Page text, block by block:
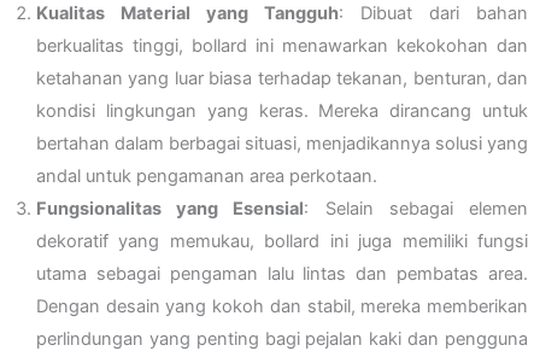
Kualitas Material yang Tangguh: Dibuat dari bahan
berkualitas tinggi, bollard ini menawarkan kekokohan dan
ketahanan yang luar biasa terhadap tekanan, benturan, dan
kondisi lingkungan yang keras. Mereka dirancang untuk
bertahan dalam berbagai situasi, menjadikannya solusi yang
andal untuk pengamanan area perkotaan.
Fungsionalitas yang Esensial: Selain sebagai elemen
dekoratif yang memukau, bollard ini juga memiliki fungsi
utama sebagai pengaman lalu lintas dan pembatas area.
Dengan desain yang kokoh dan stabil, mereka memberikan
perlindungan yang penting bagi pejalan kaki dan pengguna